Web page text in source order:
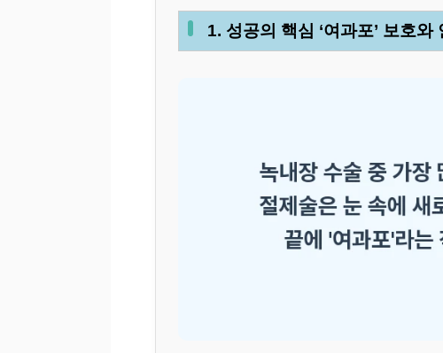
1. 성공의 핵심 ‘여과포’ 보호와